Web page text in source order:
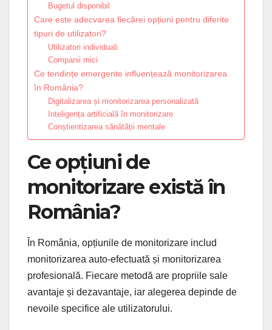
Bugetul disponibil
Care este adecvarea fiecărei opțiuni pentru diferite
tipuri de utilizatori?
Utilizatori individuali
Companii mici
Ce tendințe emergente influențează monitorizarea
în România?
Digitalizarea și monitorizarea personalizată
Inteligența artificială în monitorizare
Conștientizarea sănătății mentale
Ce opțiuni de
monitorizare există în
România?
În România, opțiunile de monitorizare includ
monitorizarea auto-efectuată și monitorizarea
profesională. Fiecare metodă are propriile sale
avantaje și dezavantaje, iar alegerea depinde de
nevoile specifice ale utilizatorului.